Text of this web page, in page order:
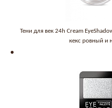
Тени для век 24h Cream
кекс ровный и